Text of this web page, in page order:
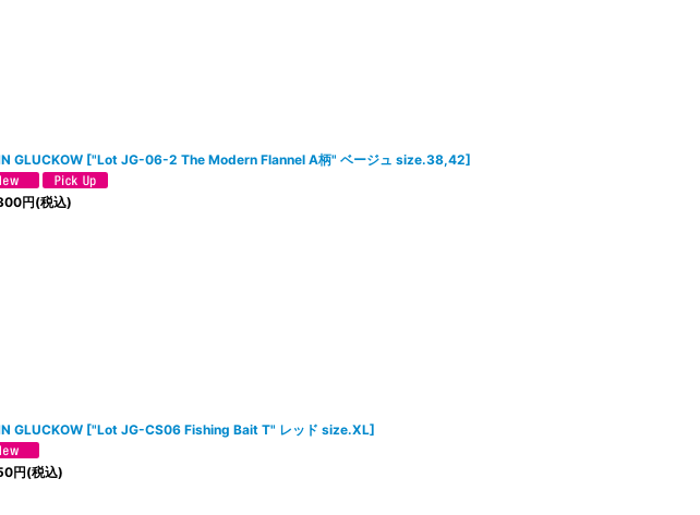
GLUCKOW ["Lot JG-06-2 The Modern Flannel A柄" ベージュ size.38,42]
円(税込)
GLUCKOW ["Lot JG-CS06 Fishing Bait T" レッド size.XL]
円(税込)